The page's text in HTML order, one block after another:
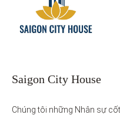
Saigon City House
Chúng tôi những Nhân sự